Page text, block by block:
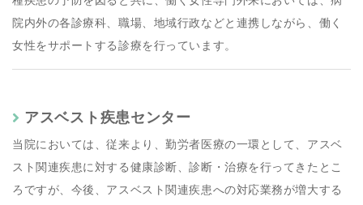
院内外の各診療科、職場、地域行政などと連携しながら、働く
女性をサポートする診療を行っています。
アスベスト疾患センター
当院においては、従来より、勤労者医療の一環として、アスベ
スト関連疾患に対する健康診断、診断・治療を行ってきたとこ
ろですが、今後、アスベスト関連疾患への対応業務が増大する